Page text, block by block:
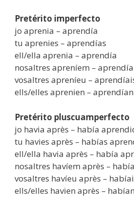
Pretérito imperfecto
jo aprenia – aprendía
tu aprenies – aprendías
ell/ella aprenia – aprendía
nosaltres apreníem –
vosaltres apreníeu –
ells/elles aprenien – aprendían
Pretérito pluscuamperfecto
jo havia après – había
tu havies après – habías
ell/ella havia après – había
nosaltres havíem après –
vosaltres havíeu après –
ells/elles havien après –